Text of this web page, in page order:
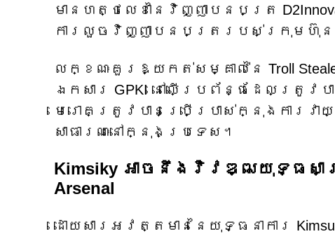
មានហត្ថលេខានៃវិញ្ញាបនបត្រ
ការលួចវិញ្ញាបនបត្ររបស់ក្រុមហ៊ុន
លក្ខណៈគួរឱ្យកត់សម្គាល់នៃ Troll
ឯកសារ GPKI នៅលើប្រព័ន្ធដែលត្រូ
មេរោគត្រូវបានប្រើប្រាស់ក្នុងការវា
សាធារណៈនៅក្នុងប្រទេស។
Kimsiky អាចនឹងវិវឌ្ឍយុទ្ធស
Arsenal
ដោយសារអវត្តមាននៃយុទ្ធនាការ